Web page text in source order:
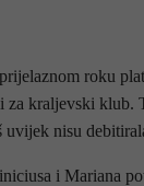
roku
kraljevski klub.
uvijek nisu
i Mariana